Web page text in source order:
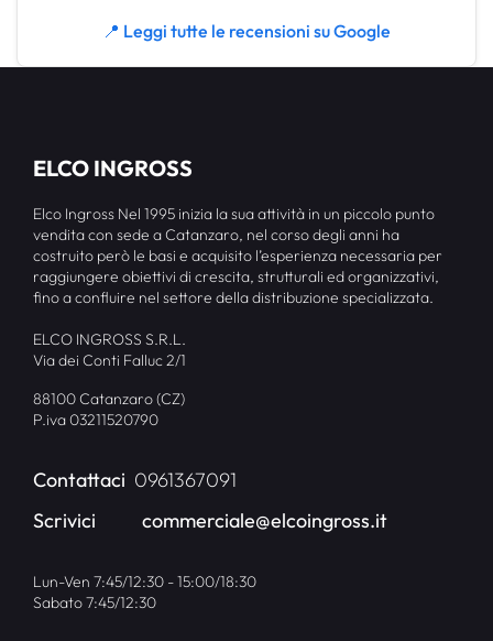
📍 Leggi tutte le recensioni su Google
ELCO INGROSS
Elco Ingross Nel 1995 inizia la sua attività in un piccolo punto
vendita con sede a Catanzaro, nel corso degli anni ha
costruito però le basi e acquisito l’esperienza necessaria per
raggiungere obiettivi di crescita, strutturali ed organizzativi,
fino a confluire nel settore della distribuzione specializzata.
ELCO INGROSS S.R.L.
Via dei Conti Falluc 2/1
88100 Catanzaro (CZ)
P.iva 03211520790
Contattaci 0961367091
Scrivici
commerciale@elcoingross.it
Lun-Ven 7:45/12:30 - 15:00/18:30
Sabato 7:45/12:30